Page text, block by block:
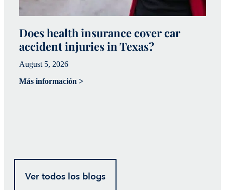
Does health insurance cover car
accident injuries in Texas?
August 5, 2026
Más información >
Ver todos los blogs